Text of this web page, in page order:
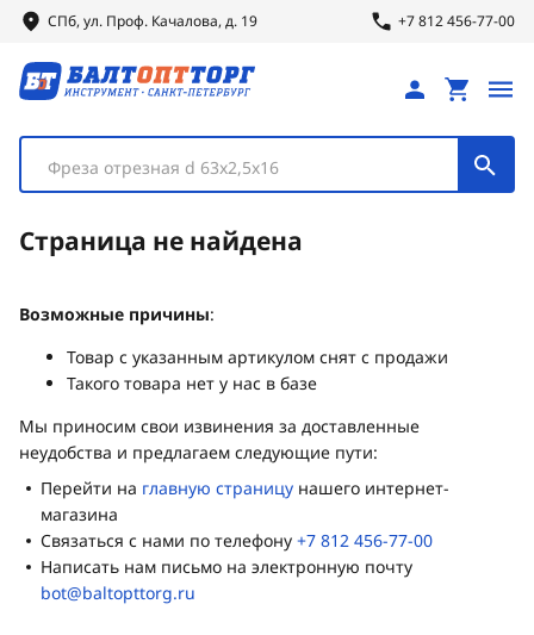
СПб, ул. Проф. Качалова, д. 19 +7 812 456-77-00
Фреза отрезная d 63х2,5х16
Страница не найдена
Возможные причины:
Товар с указанным артикулом снят с продажи
Такого товара нет у нас в базе
Мы приносим свои извинения за доставленные
неудобства и предлагаем следующие пути:
Перейти на главную страницу нашего интернет-
магазина
Связаться с нами по телефону +7 812 456-77-00
Написать нам письмо на электронную почту
bot@baltopttorg.ru